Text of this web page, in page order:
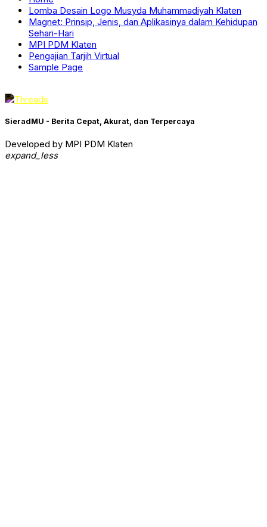
Lomba Desain Logo Musyda Muhammadiyah Klaten
Magnet: Prinsip, Jenis, dan Aplikasinya dalam Kehidupan
Sehari-Hari
MPI PDM Klaten
Pengajian Tarjih Virtual
Sample Page
SieradMU - Berita Cepat, Akurat, dan Terpercaya
Developed by MPI PDM Klaten
expand_less